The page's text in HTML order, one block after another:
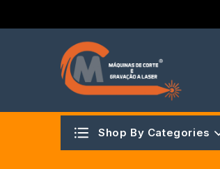
Shop By Categories